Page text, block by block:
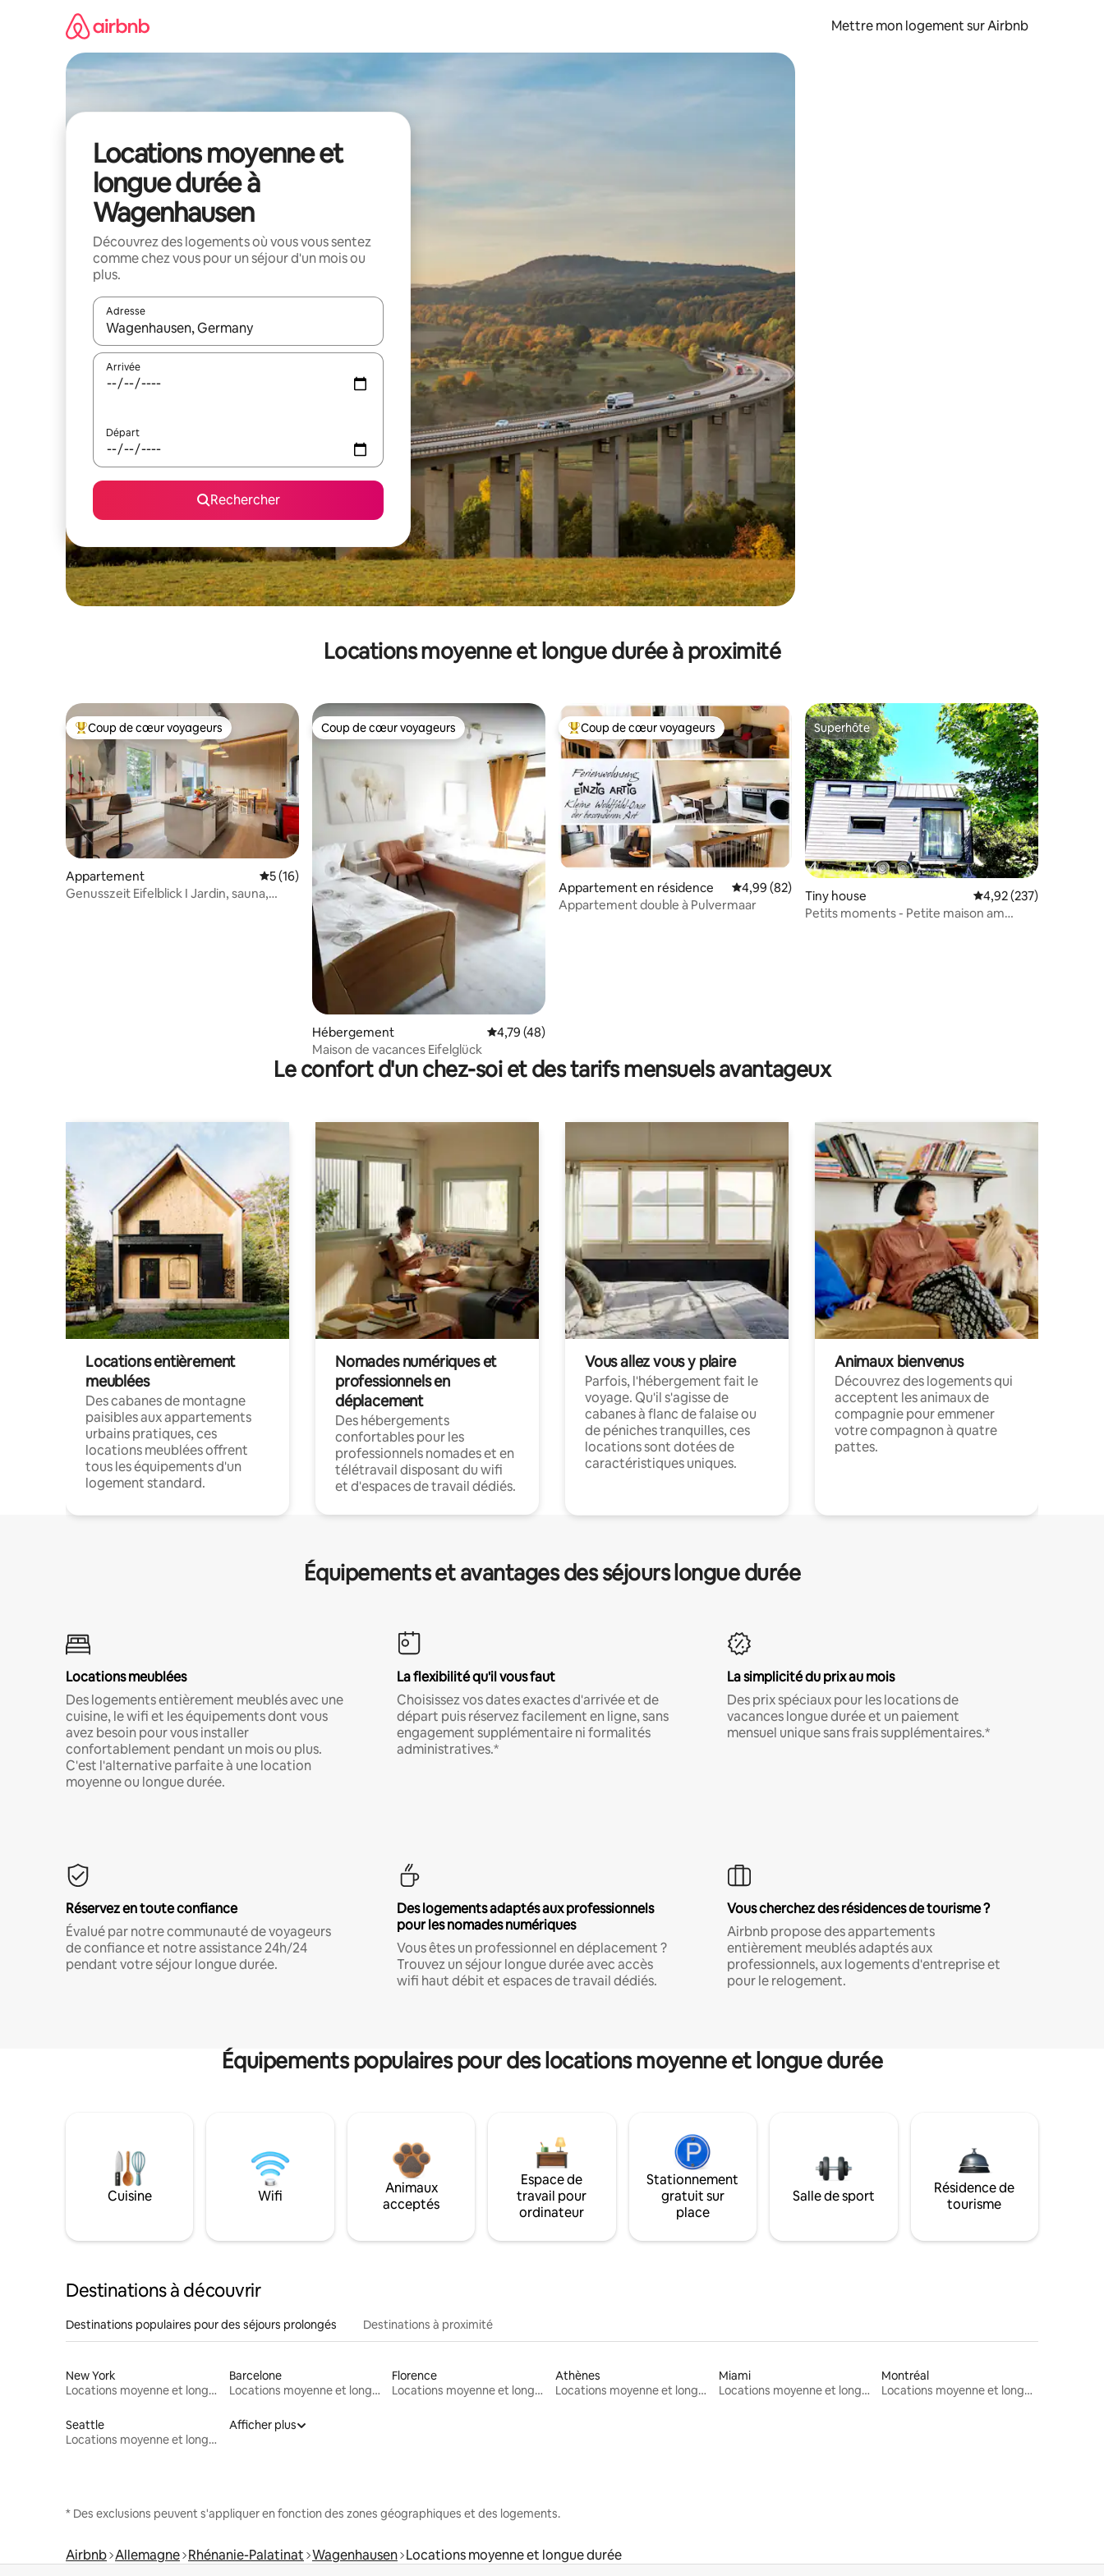
Mettre mon logement sur Airbnb
Locations moyenne et
longue durée à
Wagenhausen
Découvrez des logements où vous vous sentez
comme chez vous pour un séjour d'un mois ou
plus.
Adresse
Lorsque les résultats s'affichent, utilisez les flèches vers le haut et vers le bas pour les parcourir ou en appuyant et en faisant glisser.
Arrivée
Départ
Rechercher
Locations moyenne et longue durée à proximité
Coups de cœur voyageurs les plus appréciés
Coup de cœur voyageurs
Appartement Évaluation moyenne sur la base de 16 commentaires : 5 sur 5
5 (16)
Genusszeit Eifelblick I Jardin, sauna,
Coup de cœur voyageurs
Coup de cœur voyageurs
Hébergement Évaluation moyenne sur la base de 48 commentaires : 4,79 sur 5
4,79 (48)
Maison de vacances Eifelglück
Coups de cœur voyageurs les plus appréciés
Coup de cœur voyageurs
Appartement en résidence Évaluation moyenne sur la base de 82 commentaires : 4,99 sur 5
4,99 (82)
Appartement double à Pulvermaar
Superhôte
Superhôte
Tiny house Évaluation moyenne
4,92 (237)
Petits moments - Petite maison am
Le confort d'un chez-soi et des tarifs mensuels avantageux
Locations entièrement
meublées
Des cabanes de montagne
paisibles aux appartements
urbains pratiques, ces
locations meublées offrent
tous les équipements d'un
logement standard.
Nomades numériques et
professionnels en
déplacement
Des hébergements
confortables pour les
professionnels nomades et en
télétravail disposant du wifi
et d'espaces de travail dédiés.
Vous allez vous y plaire
Parfois, l'hébergement fait le
voyage. Qu'il s'agisse de
cabanes à flanc de falaise ou
de péniches tranquilles, ces
locations sont dotées de
caractéristiques uniques.
Animaux bienvenus
Découvrez des logements qui
acceptent les animaux de
compagnie pour emmener
votre compagnon à quatre
pattes.
Équipements et avantages des séjours longue durée
Locations meublées
Des logements entièrement meublés avec une
cuisine, le wifi et les équipements dont vous
avez besoin pour vous installer
confortablement pendant un mois ou plus.
C'est l'alternative parfaite à une location
moyenne ou longue durée.
La flexibilité qu'il vous faut
Choisissez vos dates exactes d'arrivée et de
départ puis réservez facilement en ligne, sans
engagement supplémentaire ni formalités
administratives.*
La simplicité du prix au mois
Des prix spéciaux pour les locations de
vacances longue durée et un paiement
mensuel unique sans frais supplémentaires.*
Réservez en toute confiance
Évalué par notre communauté de voyageurs
de confiance et notre assistance 24h/24
pendant votre séjour longue durée.
Des logements adaptés aux professionnels
pour les nomades numériques
Vous êtes un professionnel en déplacement ?
Trouvez un séjour longue durée avec accès
wifi haut débit et espaces de travail dédiés.
Vous cherchez des résidences de tourisme ?
Airbnb propose des appartements
entièrement meublés adaptés aux
professionnels, aux logements d'entreprise et
pour le relogement.
Équipements populaires pour des locations moyenne et longue durée
Cuisine Wifi
Animaux
acceptés
Espace de
travail pour
ordinateur
Stationnement
gratuit sur
place
Salle de sport
Résidence de
tourisme
Destinations à découvrir
Destinations populaires pour des séjours prolongés Destinations à proximité
New York
Locations moyenne et longue durée
Barcelone
Locations moyenne et longue durée
Florence
Locations moyenne et longue durée
Athènes
Locations moyenne et longue durée
Miami
Locations moyenne et longue durée
Montréal
Locations moyenne et longue durée
Seattle
Locations moyenne et longue durée
Afficher plus
* Des exclusions peuvent s'appliquer en fonction des zones géographiques et des logements.
Airbnb Allemagne Rhénanie-Palatinat Wagenhausen Locations moyenne et longue durée